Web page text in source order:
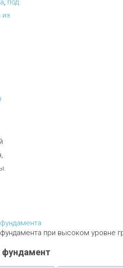
, под
из
при высоком уровне
фундамент